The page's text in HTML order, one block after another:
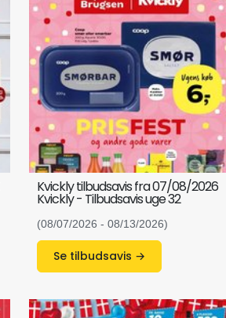
Kvickly tilbudsavis fra 07/08/2026
Kvickly - Tilbudsavis uge 32
(08/07/2026 - 08/13/2026)
Se tilbudsavis →